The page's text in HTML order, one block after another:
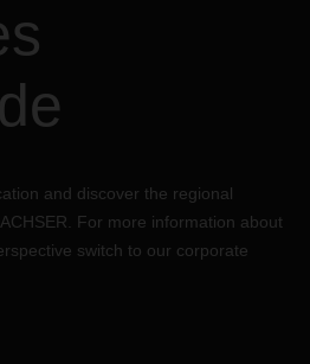
and discover the regional
For more information about
switch to our corporate